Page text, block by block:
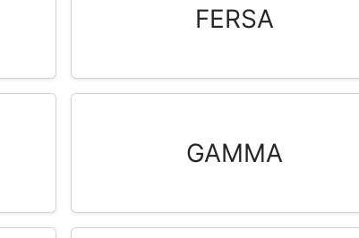
FERSA
GAMMA